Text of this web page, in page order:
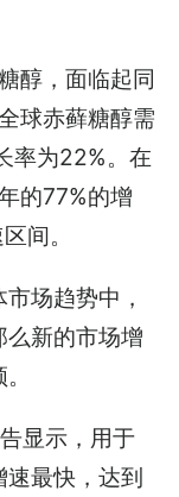
醇，面临起同
球赤藓糖醇需
率为22%。在
的77%的增
间。
场趋势中，
新的市场增
显示，用于
最快，达到